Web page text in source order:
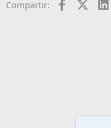
Compartir: Facebook
X